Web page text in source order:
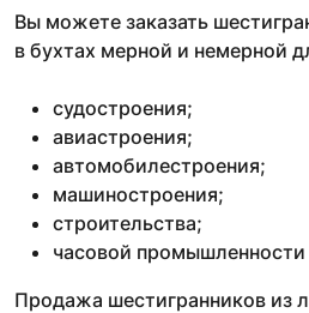
Вы можете заказать
в бухтах мерной и немерной
судостроения;
авиастроения;
автомобилестроения;
машиностроения;
строительства;
часовой промышленности
Продажа шестигранников из